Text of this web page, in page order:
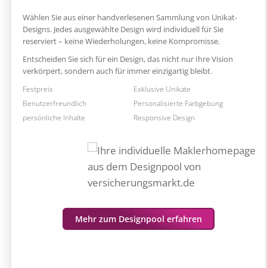
Wählen Sie aus einer handverlesenen Sammlung von Unikat-
Designs. Jedes ausgewählte Design wird individuell für Sie
reserviert – keine Wiederholungen, keine Kompromisse.
Entscheiden Sie sich für ein Design, das nicht nur Ihre Vision
verkörpert, sondern auch für immer einzigartig bleibt.
Festpreis
Exklusive Unikate
Benutzerfreundlich
Personalisierte Farbgebung
persönliche Inhalte
Responsive Design
Mehr zum Designpool erfahren
Budgetfreundlich
Schnelle Umsetzung
Anpassbare Farben
Eigenes Logo
Exklusiv nur bei uns
Festpreis
Farbliche Anpassung
persönliche Inhalte
VEMA eG
JuTho-Agentur